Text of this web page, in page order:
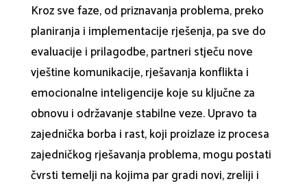
Kroz sve faze, od priznavanja problema, preko
planiranja i implementacije rješenja, pa sve do
evaluacije i prilagodbe, partneri stječu nove
vještine komunikacije, rješavanja konflikta i
emocionalne inteligencije koje su ključne za
obnovu i održavanje stabilne veze. Upravo ta
zajednička borba i rast, koji proizlaze iz procesa
zajedničkog rješavanja problema, mogu postati
čvrsti temelji na kojima par gradi novi, zreliji i